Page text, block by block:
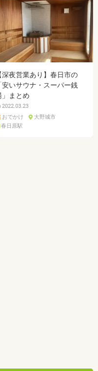
深夜営業あり】春日市の
安いサウナ・スーパー銭
」まとめ
2022.03.23
おでかけ
大野城市
春日原駅